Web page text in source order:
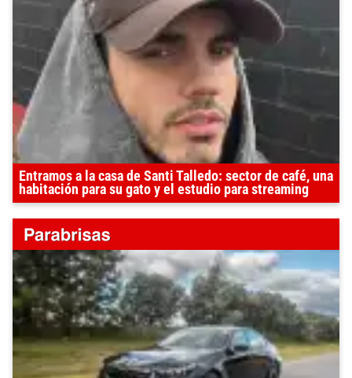
Entramos a la casa de Santi Talledo: sector de café, una
habitación para su gato y el estudio para streaming